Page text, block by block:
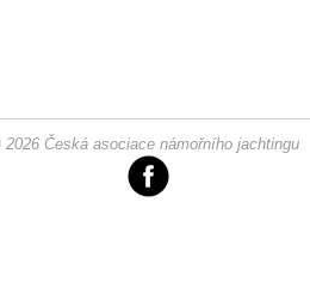
Česká asociace námořního jachtingu